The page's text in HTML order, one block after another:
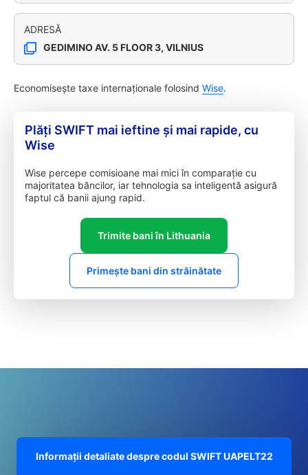
ADRESĂ
GEDIMINO AV. 5 FLOOR 3, VILNIUS
Economisește taxe internaționale folosind Wise.
Plăți SWIFT mai ieftine și mai rapide, cu
Wise
Wise percepe comisioane mai mici în comparație cu
majoritatea băncilor, iar tehnologia sa inteligentă asigură
faptul că banii ajung rapid.
Trimite bani în Lithuania
Primește bani din străinătate
Informații detaliate despre codul SWIFTUAPELT22